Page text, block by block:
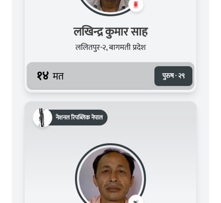
लखिन्द्र कुमार साह
ललितपुर-२, बागमती प्रदेश
१४ मत पुरुष · २९
नेशनल रिपब्लिक नेपाल